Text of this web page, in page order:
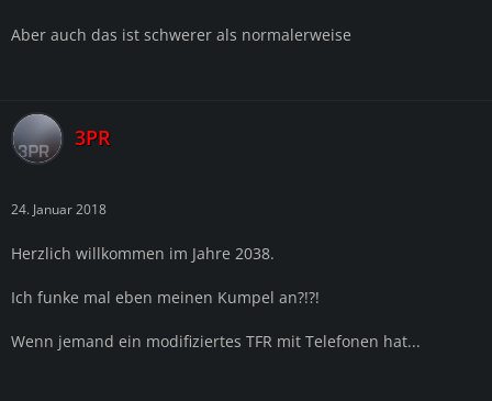
Aber auch das ist schwerer als normalerweise
3PR
24. Januar 2018
Herzlich willkommen im Jahre 2038.
Ich funke mal eben meinen Kumpel an?!?!
Wenn jemand ein modifiziertes TFR mit Telefonen hat...